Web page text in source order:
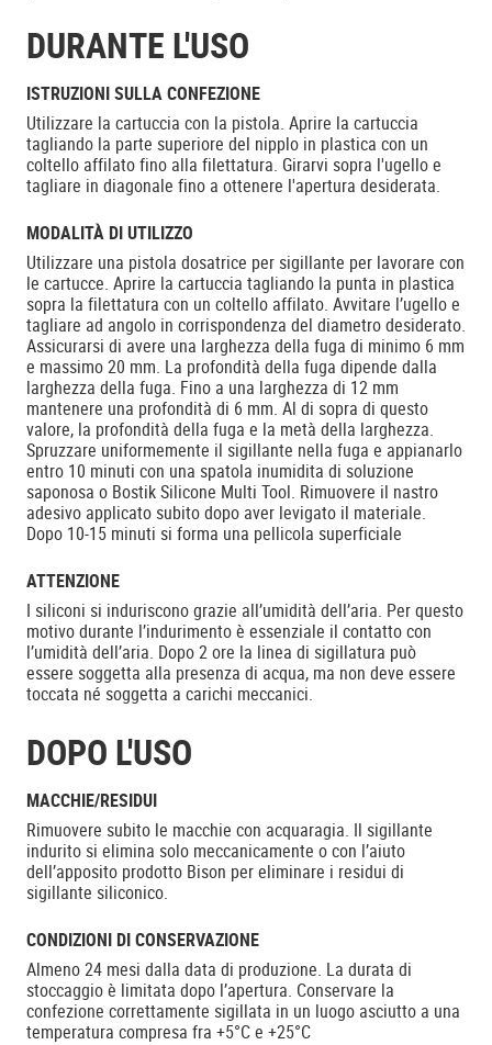
DURANTE L'USO
ISTRUZIONI SULLA CONFEZIONE
Utilizzare la cartuccia con la pistola. Aprire la cartuccia
tagliando la parte superiore del nipplo in plastica con un
coltello affilato fino alla filettatura. Girarvi sopra l'ugello e
tagliare in diagonale fino a ottenere l'apertura desiderata.
MODALITÀ DI UTILIZZO
Utilizzare una pistola dosatrice per sigillante per lavorare con
le cartucce. Aprire la cartuccia tagliando la punta in plastica
sopra la filettatura con un coltello affilato. Avvitare l’ugello e
tagliare ad angolo in corrispondenza del diametro desiderato.
Assicurarsi di avere una larghezza della fuga di minimo 6 mm
e massimo 20 mm. La profondità della fuga dipende dalla
larghezza della fuga. Fino a una larghezza di 12 mm
mantenere una profondità di 6 mm. Al di sopra di questo
valore, la profondità della fuga e la metà della larghezza.
Spruzzare uniformemente il sigillante nella fuga e appianarlo
entro 10 minuti con una spatola inumidita di soluzione
saponosa o Bostik Silicone Multi Tool. Rimuovere il nastro
adesivo applicato subito dopo aver levigato il materiale.
Dopo 10-15 minuti si forma una pellicola superficiale
ATTENZIONE
I siliconi si induriscono grazie all’umidità dell’aria. Per questo
motivo durante l’indurimento è essenziale il contatto con
l’umidità dell’aria. Dopo 2 ore la linea di sigillatura può
essere soggetta alla presenza di acqua, ma non deve essere
toccata né soggetta a carichi meccanici.
DOPO L'USO
MACCHIE/RESIDUI
Rimuovere subito le macchie con acquaragia. Il sigillante
indurito si elimina solo meccanicamente o con l’aiuto
dell’apposito prodotto Bison per eliminare i residui di
sigillante siliconico.
CONDIZIONI DI CONSERVAZIONE
Almeno 24 mesi dalla data di produzione. La durata di
stoccaggio è limitata dopo l’apertura. Conservare la
confezione correttamente sigillata in un luogo asciutto a una
temperatura compresa fra +5°C e +25°C